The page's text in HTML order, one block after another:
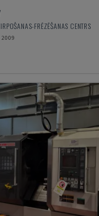
FRĒZĒŠANAS CENTRS
2009